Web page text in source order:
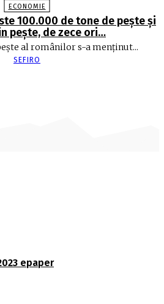
ECONOMIE
100.000 de tone de peşte şi
peşte, de zece ori…
al ro­mâ­nilor s-a menţinut...
SEFIRO
epaper